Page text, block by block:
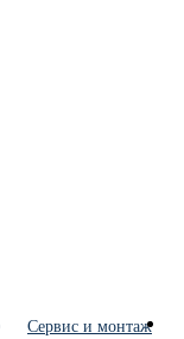
Сервис и монтаж